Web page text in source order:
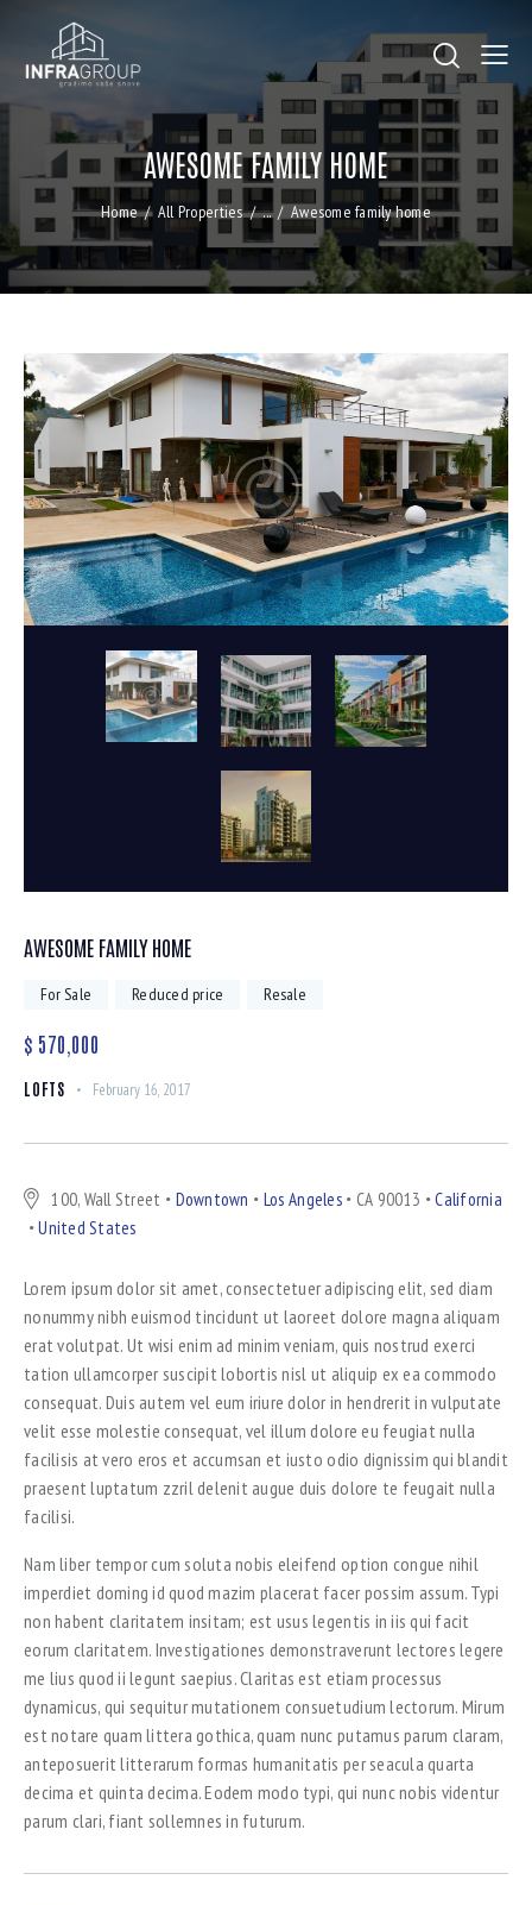
AWESOME FAMILY HOME
Home All Properties ... Awesome family home
AWESOME FAMILY HOME
For Sale Reduced price Resale
$ 570,000
LOFTS February 16, 2017
100, Wall Street Downtown Los Angeles CA 90013
California
United States
Lorem ipsum dolor sit amet, consectetuer adipiscing elit, sed diam
nonummy nibh euismod tincidunt ut laoreet dolore magna aliquam
erat volutpat. Ut wisi enim ad minim veniam, quis nostrud exerci
tation ullamcorper suscipit lobortis nisl ut aliquip ex ea commodo
consequat. Duis autem vel eum iriure dolor in hendrerit in vulputate
velit esse molestie consequat, vel illum dolore eu feugiat nulla
facilisis at vero eros et accumsan et iusto odio dignissim qui blandit
praesent luptatum zzril delenit augue duis dolore te feugait nulla
facilisi.
Nam liber tempor cum soluta nobis eleifend option congue nihil
imperdiet doming id quod mazim placerat facer possim assum. Typi
non habent claritatem insitam; est usus legentis in iis qui facit
eorum claritatem. Investigationes demonstraverunt lectores legere
me lius quod ii legunt saepius. Claritas est etiam processus
dynamicus, qui sequitur mutationem consuetudium lectorum. Mirum
est notare quam littera gothica, quam nunc putamus parum claram,
anteposuerit litterarum formas humanitatis per seacula quarta
decima et quinta decima. Eodem modo typi, qui nunc nobis videntur
parum clari, fiant sollemnes in futurum.